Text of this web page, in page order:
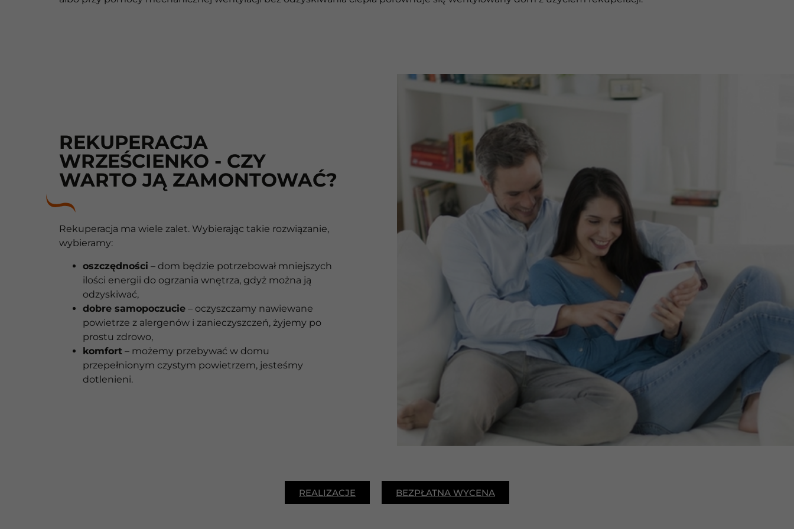
REKUPERACJA
WRZEŚCIENKO - CZY
WARTO JĄ ZAMONTOWAĆ?
Rekuperacja ma wiele zalet. Wybierając takie rozwiązanie,
wybieramy:
oszczędności – dom będzie potrzebował mniejszych
ilości energii do ogrzania wnętrza, gdyż można ją
odzyskiwać,
dobre samopoczucie – oczyszczamy nawiewane
powietrze z alergenów i zanieczyszczeń, żyjemy po
prostu zdrowo,
komfort – możemy przebywać w domu
przepełnionym czystym powietrzem, jesteśmy
dotlenieni.
REALIZACJE BEZPŁATNA WYCENA